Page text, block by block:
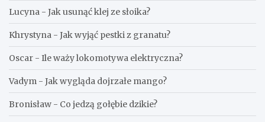
Lucyna - Jak usunąć klej ze słoika?
Khrystyna - Jak wyjąć pestki z granatu?
Oscar - Ile waży lokomotywa elektryczna?
Vadym - Jak wygląda dojrzałe mango?
Bronisław - Co jedzą gołębie dzikie?